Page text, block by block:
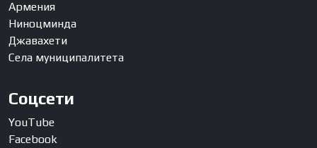
Армения
Ниноцминда
Джавахети
Села муниципалитета
Соцсети
YouTube
Facebook